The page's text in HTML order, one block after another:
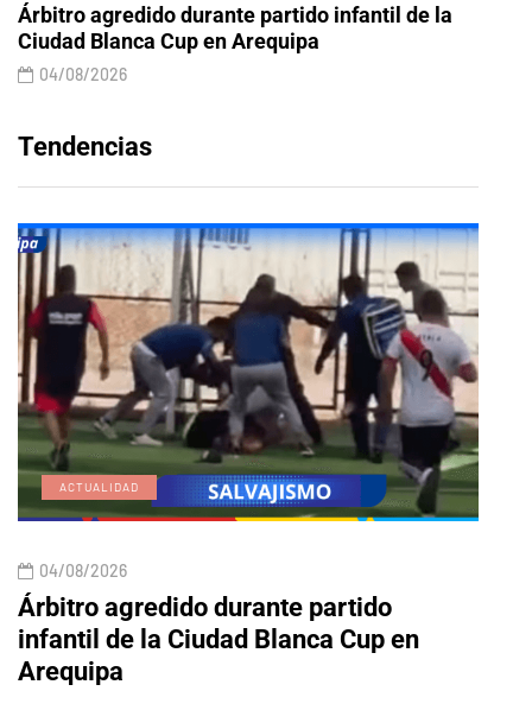
Árbitro agredido durante partido infantil de la
Ciudad Blanca Cup en Arequipa
04/08/2026
Tendencias
ACTUALIDAD
04/08/2026
Árbitro agredido durante partido
infantil de la Ciudad Blanca Cup en
Arequipa